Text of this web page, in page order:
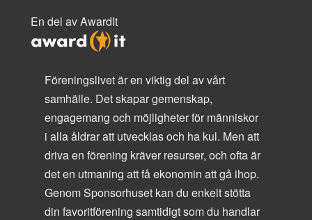
En del av AwardIt
Föreningslivet är en viktig del av vårt
samhälle. Det skapar gemenskap,
engagemang och möjligheter för människor
i alla åldrar att utvecklas och ha kul. Men att
driva en förening kräver resurser, och ofta är
det en utmaning att få ekonomin att gå ihop.
Genom Sponsorhuset kan du enkelt stötta
din favoritförening samtidigt som du handlar